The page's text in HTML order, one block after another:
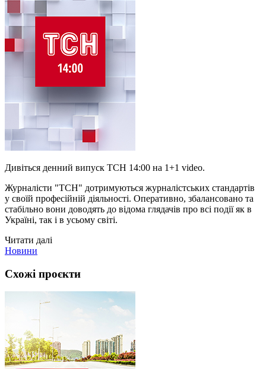
Дивіться денний випуск ТСН 14:00 на 1+1 video.
Журналісти "ТСН" дотримуються журналістських стандартів
у своїй професійній діяльності. Оперативно, збалансовано та
стабільно вони доводять до відома глядачів про всі події як в
Україні, так і в усьому світі.
Читати далі
Новини
Схожі проєкти